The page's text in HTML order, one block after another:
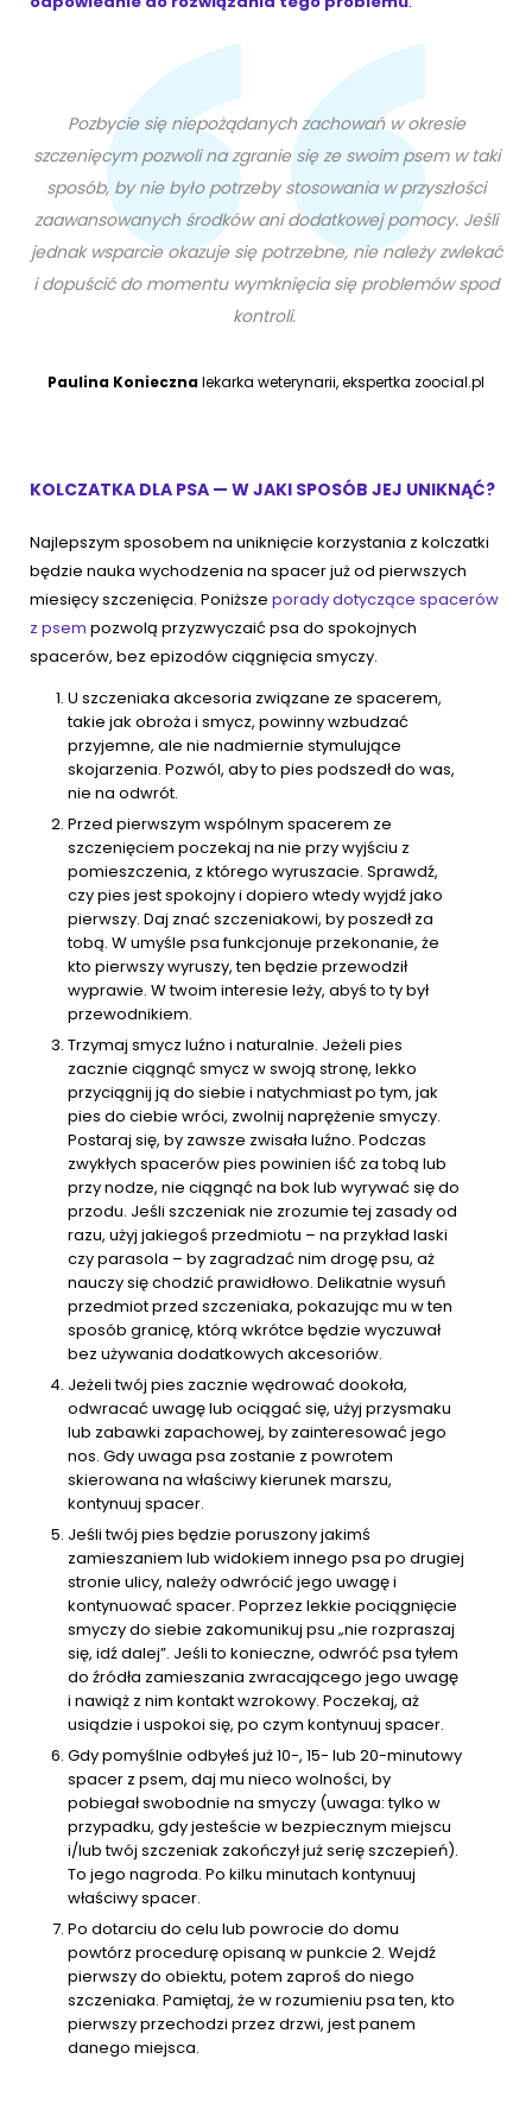
Pozbycie się niepożądanych zachowań w okresie
szczenięcym pozwoli na zgranie się ze swoim psem w taki
sposób, by nie było potrzeby stosowania w przyszłości
zaawansowanych środków ani dodatkowej pomocy. Jeśli
jednak wsparcie okazuje się potrzebne, nie należy zwlekać
i dopuścić do momentu wymknięcia się problemów spod
kontroli.
Paulina Koniecznalekarka weterynarii, ekspertka zoocial.pl
KOLCZATKA DLA PSA — W JAKI SPOSÓB JEJ UNIKNĄĆ?
Najlepszym sposobem na uniknięcie korzystania z kolczatki
będzie nauka wychodzenia na spacer już od pierwszych
miesięcy szczenięcia. Poniższe porady dotyczące spacerów
z psem pozwolą przyzwyczaić psa do spokojnych
spacerów, bez epizodów ciągnięcia smyczy.
U szczeniaka akcesoria związane ze spacerem,
takie jak obroża i smycz, powinny wzbudzać
przyjemne, ale nie nadmiernie stymulujące
skojarzenia. Pozwól, aby to pies podszedł do was,
nie na odwrót.
Przed pierwszym wspólnym spacerem ze
szczenięciem poczekaj na nie przy wyjściu z
pomieszczenia, z którego wyruszacie. Sprawdź,
czy pies jest spokojny i dopiero wtedy wyjdź jako
pierwszy. Daj znać szczeniakowi, by poszedł za
tobą. W umyśle psa funkcjonuje przekonanie, że
kto pierwszy wyruszy, ten będzie przewodził
wyprawie. W twoim interesie leży, abyś to ty był
przewodnikiem.
Trzymaj smycz luźno i naturalnie. Jeżeli pies
zacznie ciągnąć smycz w swoją stronę, lekko
przyciągnij ją do siebie i natychmiast po tym, jak
pies do ciebie wróci, zwolnij naprężenie smyczy.
Postaraj się, by zawsze zwisała luźno. Podczas
zwykłych spacerów pies powinien iść za tobą lub
przy nodze, nie ciągnąć na bok lub wyrywać się do
przodu. Jeśli szczeniak nie zrozumie tej zasady od
razu, użyj jakiegoś przedmiotu – na przykład laski
czy parasola – by zagradzać nim drogę psu, aż
nauczy się chodzić prawidłowo. Delikatnie wysuń
przedmiot przed szczeniaka, pokazując mu w ten
sposób granicę, którą wkrótce będzie wyczuwał
bez używania dodatkowych akcesoriów.
Jeżeli twój pies zacznie wędrować dookoła,
odwracać uwagę lub ociągać się, użyj przysmaku
lub zabawki zapachowej, by zainteresować jego
nos. Gdy uwaga psa zostanie z powrotem
skierowana na właściwy kierunek marszu,
kontynuuj spacer.
Jeśli twój pies będzie poruszony jakimś
zamieszaniem lub widokiem innego psa po drugiej
stronie ulicy, należy odwrócić jego uwagę i
kontynuować spacer. Poprzez lekkie pociągnięcie
smyczy do siebie zakomunikuj psu „nie rozpraszaj
się, idź dalej”. Jeśli to konieczne, odwróć psa tyłem
do źródła zamieszania zwracającego jego uwagę
i nawiąż z nim kontakt wzrokowy. Poczekaj, aż
usiądzie i uspokoi się, po czym kontynuuj spacer.
Gdy pomyślnie odbyłeś już 10-, 15- lub 20-minutowy
spacer z psem, daj mu nieco wolności, by
pobiegał swobodnie na smyczy (uwaga: tylko w
przypadku, gdy jesteście w bezpiecznym miejscu
i/lub twój szczeniak zakończył już serię szczepień).
To jego nagroda. Po kilku minutach kontynuuj
właściwy spacer.
Po dotarciu do celu lub powrocie do domu
powtórz procedurę opisaną w punkcie 2. Wejdź
pierwszy do obiektu, potem zaproś do niego
szczeniaka. Pamiętaj, że w rozumieniu psa ten, kto
pierwszy przechodzi przez drzwi, jest panem
danego miejsca.